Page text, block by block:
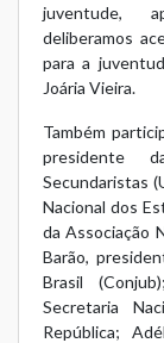
juventude,
deliberamos
para a
Joária Vieira.
Também
presidente
Secundaristas
Nacional dos
da Associação
Barão,
Brasil
Secretaria
República;